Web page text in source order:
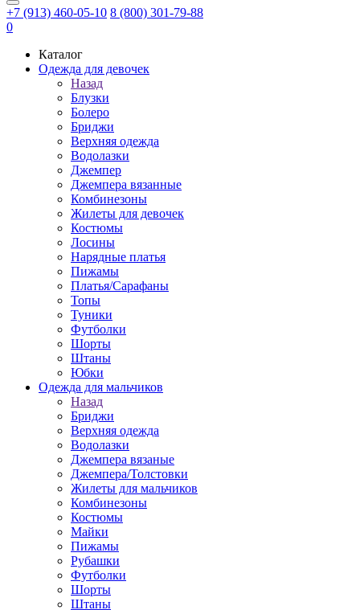
+7 (913) 460-05-10 8 (800) 301-79-88
0
Каталог
Одежда для девочек
Назад
Блузки
Болеро
Бриджи
Верхняя одежда
Водолазки
Джемпер
Джемпера вязанные
Комбинезоны
Жилеты для девочек
Костюмы
Лосины
Нарядные платья
Пижамы
Платья/Сарафаны
Топы
Туники
Футболки
Шорты
Штаны
Юбки
Одежда для мальчиков
Назад
Бриджи
Верхняя одежда
Водолазки
Джемпера вязаные
Джемпера/Толстовки
Жилеты для мальчиков
Комбинезоны
Костюмы
Майки
Пижамы
Рубашки
Футболки
Шорты
Штаны